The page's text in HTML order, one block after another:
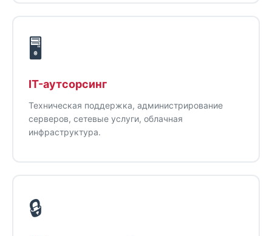
🖥️
IT-аутсорсинг
Техническая поддержка, администрирование
серверов, сетевые услуги, облачная
инфраструктура.
🔒